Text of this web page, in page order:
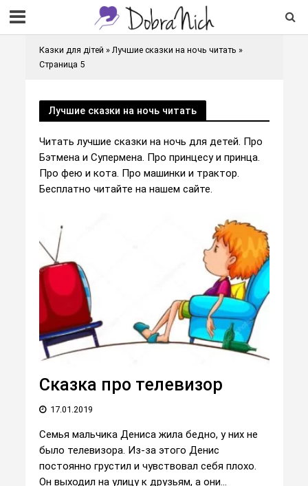
Казки для дітей » Лучшие сказки на ночь читать »
Страница 5
Лучшие сказки на ночь читать
Читать лучшие сказки на ночь для детей. Про
Бэтмена и Супермена. Про принцесу и принца.
Про фею и кота. Про машинки и трактор.
Бесплатно читайте на нашем сайте.
Сказка про телевизор
17.01.2019
Семья мальчика Дениса жила бедно, у них не
было телевизора. Из-за этого Денис
постоянно грустил и чувствовал себя плохо.
Он выходил на улицу к друзьям, а они...